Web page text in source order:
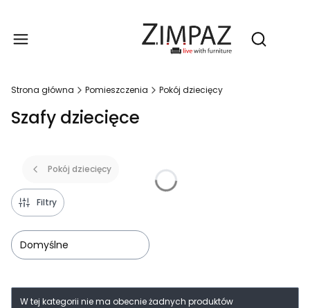
Otwórz
Strona główna Pomieszczenia Pokój dziecięcy
Szafy dziecięce
Pokój dziecięcy
Filtry
Domyślne
Lista produktów
W tej kategorii nie ma obecnie żadnych produktów